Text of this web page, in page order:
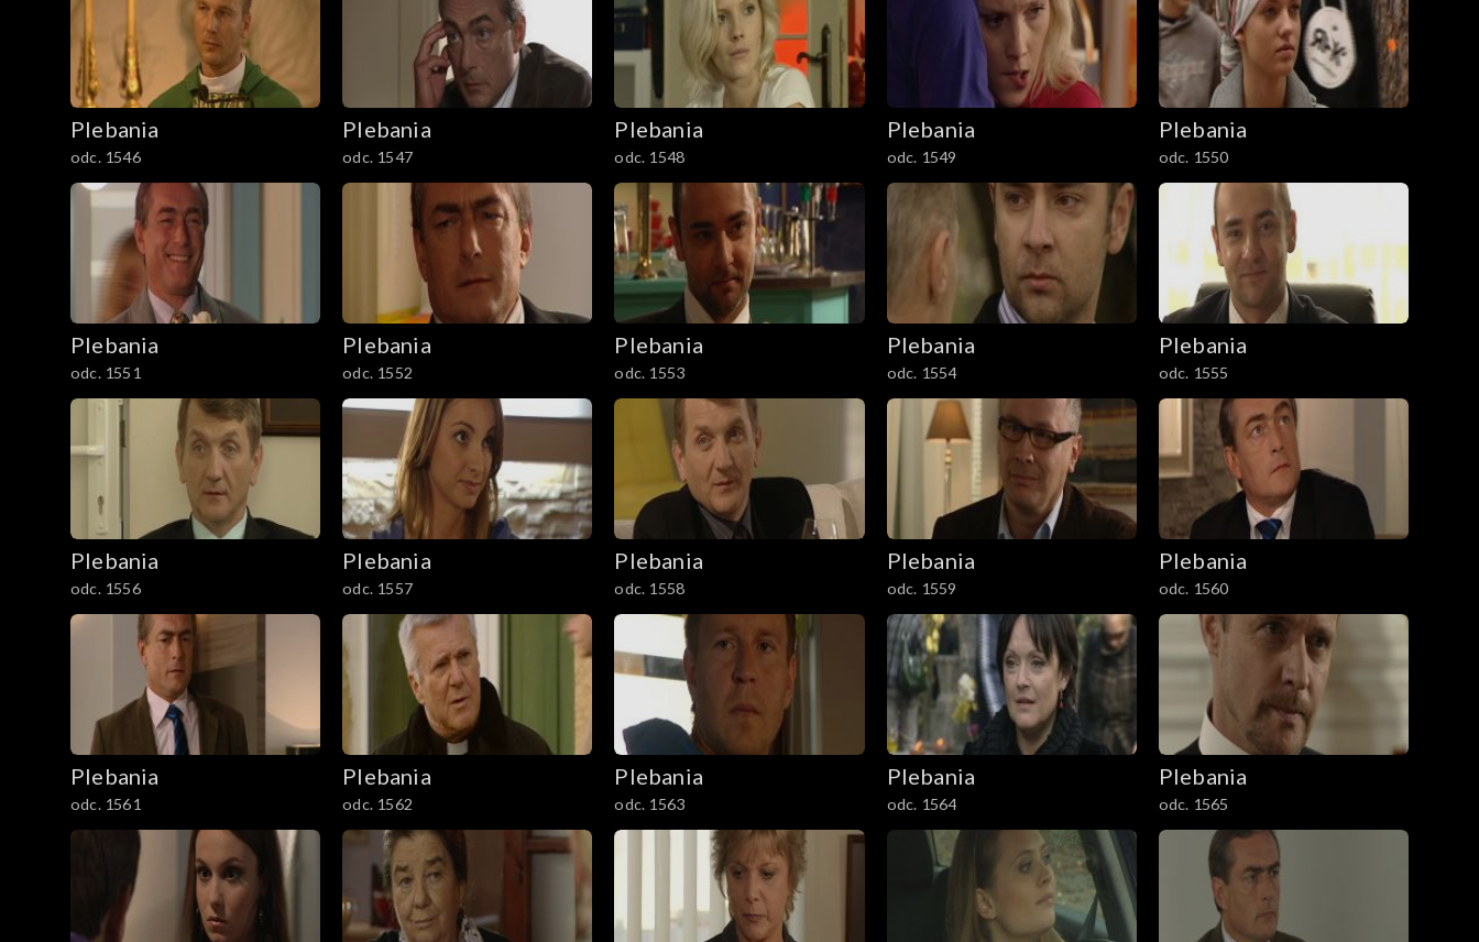
Plebania
odc. 1546
Plebania
odc. 1547
Plebania
odc. 1548
Plebania
odc. 1549
Plebania
odc. 1550
Plebania
odc. 1551
Plebania
odc. 1552
Plebania
odc. 1553
Plebania
odc. 1554
Plebania
odc. 1555
Plebania
odc. 1556
Plebania
odc. 1557
Plebania
odc. 1558
Plebania
odc. 1559
Plebania
odc. 1560
Plebania
odc. 1561
Plebania
odc. 1562
Plebania
odc. 1563
Plebania
odc. 1564
Plebania
odc. 1565